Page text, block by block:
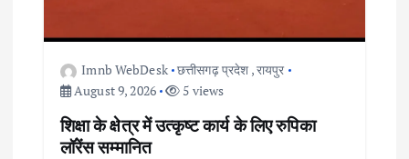
Imnb WebDesk छत्तीसगढ़ प्रदेश ,रायपुर
August 9, 2026
5 views
शिक्षा के क्षेत्र में उत्कृष्ट कार्य के लिए रुपिका
लॉरेंस सम्मानित